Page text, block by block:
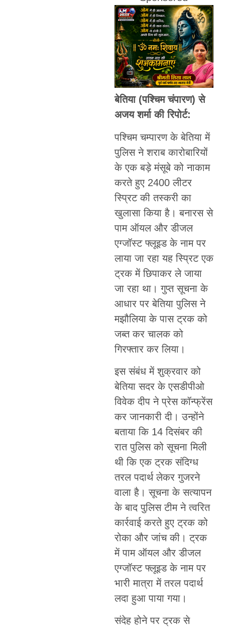
बेतिया (पश्चिम चंपारण) से
अजय शर्मा की रिपोर्ट:
पश्चिम चम्पारण के बेतिया में
पुलिस ने शराब कारोबारियों
के एक बड़े मंसूबे को नाकाम
करते हुए 2400 लीटर
स्प्रिट की तस्करी का
खुलासा किया है। बनारस से
पाम ऑयल और डीजल
एग्जॉस्ट फ्लूइड के नाम पर
लाया जा रहा यह स्प्रिट एक
ट्रक में छिपाकर ले जाया
जा रहा था। गुप्त सूचना के
आधार पर बेतिया पुलिस ने
मझौलिया के पास ट्रक को
जब्त कर चालक को
गिरफ्तार कर लिया।
इस संबंध में शुक्रवार को
बेतिया सदर के एसडीपीओ
विवेक दीप ने प्रेस कॉन्फ्रेंस
कर जानकारी दी। उन्होंने
बताया कि 14 दिसंबर की
रात पुलिस को सूचना मिली
थी कि एक ट्रक संदिग्ध
तरल पदार्थ लेकर गुजरने
वाला है। सूचना के सत्यापन
के बाद पुलिस टीम ने त्वरित
कार्रवाई करते हुए ट्रक को
रोका और जांच की। ट्रक
में पाम ऑयल और डीजल
एग्जॉस्ट फ्लूइड के नाम पर
भारी मात्रा में तरल पदार्थ
लदा हुआ पाया गया।
संदेह होने पर ट्रक से